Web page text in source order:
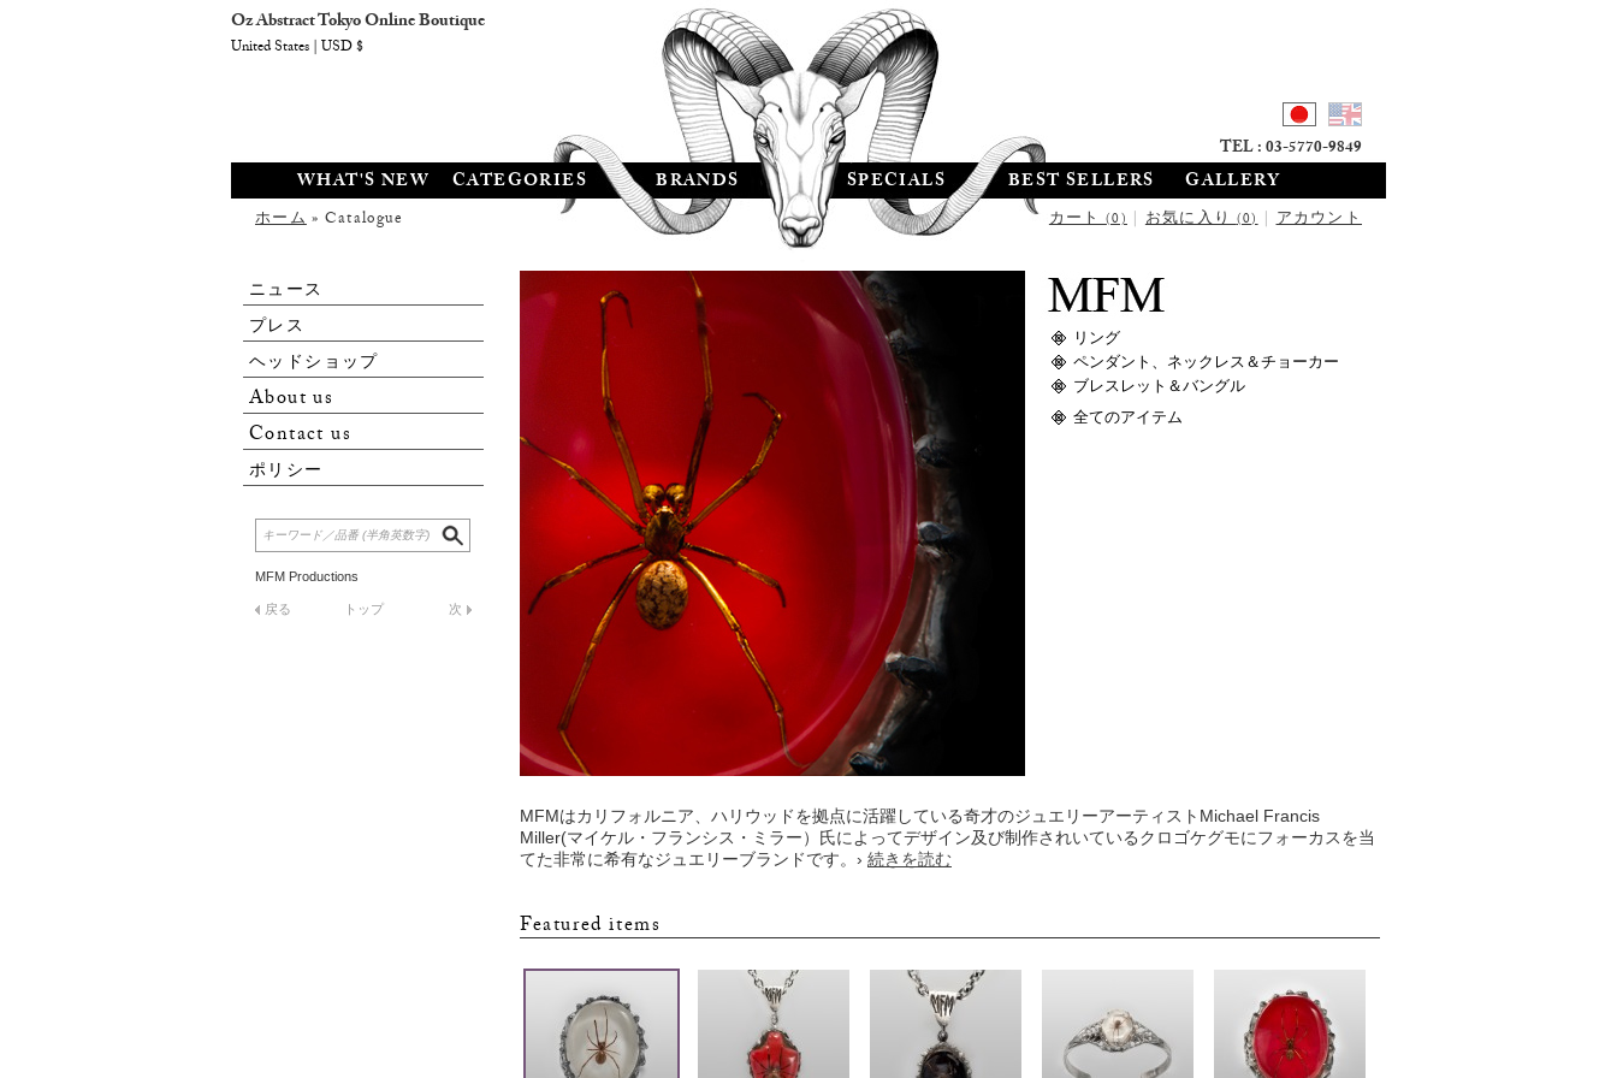
WHAT'S NEW CATEGORIES BRANDS SPECIALS BEST SELLERS GALLERY
カート(0)|お気に入り(0)|アカウント
ホーム» Catalogue
TEL : 03-5770-9849
ニュース
プレス
ヘッドショップ
About us
Contact us
ポリシー
MFM Productions
戻る トップ 次
リング
ペンダント、ネックレス＆チョーカー
ブレスレット＆バングル
全てのアイテム
MFMはカリフォルニア、ハリウッドを拠点に活躍している奇才のジュエリーアーティストMichael Francis
Miller(マイケル・フランシス・ミラー）氏によってデザイン及び制作されいているクロゴケグモにフォーカスを当
てた非常に希有なジュエリーブランドです。 › 続きを読む
Featured items
Oz Abstract Tokyo Online Boutique
United States | USD $